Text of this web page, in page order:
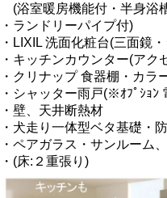
(浴室暖房機能付・半身浴
・ランドリーパイプ付)
・LIXIL 洗面化粧台(三面鏡
・キッチンカウンター(アク
・クリナップ 食器棚・カラ
・シャッター雨戸(※ｵﾌﾟｼｮﾝ
・壁、天井断熱材
・犬走り一体型ベタ基礎・
・ペアガラス・サンルーム、
・(床:２重張り)